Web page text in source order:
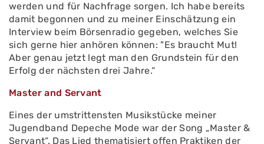
werden und für Nachfrage sorgen. Ich habe bereits
damit begonnen und zu meiner Einschätzung ein
Interview beim Börsenradio gegeben, welches Sie
sich gerne hier anhören können: "Es braucht Mut!
Aber genau jetzt legt man den Grundstein für den
Erfolg der nächsten drei Jahre.“
Master and Servant
Eines der umstrittensten Musikstücke meiner
Jugendband Depeche Mode war der Song „Master &
Servant“. Das Lied thematisiert offen Praktiken der